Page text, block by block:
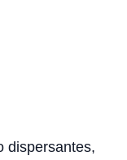
dispersantes,